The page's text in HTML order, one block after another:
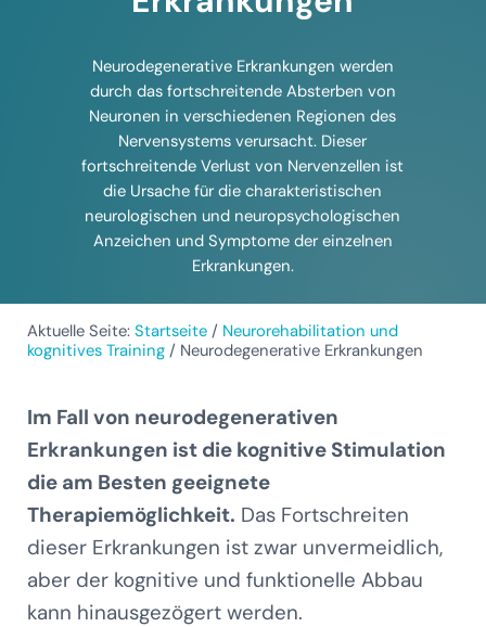
Neurodegenerative Erkrankungen werden
durch das fortschreitende Absterben von
Neuronen in verschiedenen Regionen des
Nervensystems verursacht. Dieser
fortschreitende Verlust von Nervenzellen ist
die Ursache für die charakteristischen
neurologischen und neuropsychologischen
Anzeichen und Symptome der einzelnen
Erkrankungen.
Aktuelle Seite: Startseite / Neurorehabilitation und
kognitives Training / Neurodegenerative Erkrankungen
Im Fall von neurodegenerativen
Erkrankungen ist die kognitive Stimulation
die am Besten geeignete
Therapiemöglichkeit. Das Fortschreiten
dieser Erkrankungen ist zwar unvermeidlich,
aber der kognitive und funktionelle Abbau
kann hinausgezögert werden.